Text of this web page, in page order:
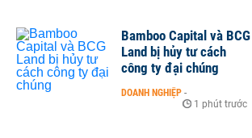
Bamboo Capital và BCG
Land bị hủy tư cách
công ty đại chúng
DOANH NGHIỆP -
1 phút trước